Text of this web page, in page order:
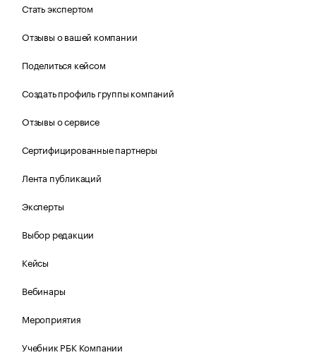
Стать экспертом
Отзывы о вашей компании
Поделиться кейсом
Создать профиль группы компаний
Отзывы о сервисе
Сертифицированные партнеры
Лента публикаций
Эксперты
Выбор редакции
Кейсы
Вебинары
Мероприятия
Учебник РБК Компании